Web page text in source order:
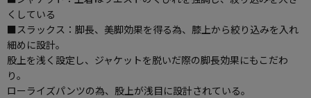
くしている
■スラックス：脚長、美脚効果を得る為、膝上から絞り込みを入れ
細めに設計。
股上を浅く設定し、ジャケットを脱いだ際の脚長効果にもこだわ
り。
ローライズパンツの為、股上が浅目に設計されている。